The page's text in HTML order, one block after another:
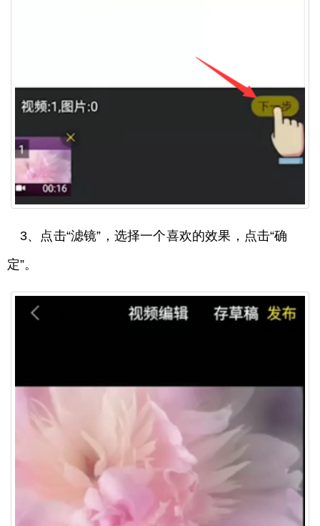
3、点击“滤镜”，选择一个喜欢的效果，点击“确
定”。